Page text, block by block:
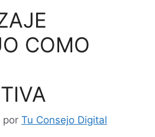
COMO
por Tu Consejo Digital